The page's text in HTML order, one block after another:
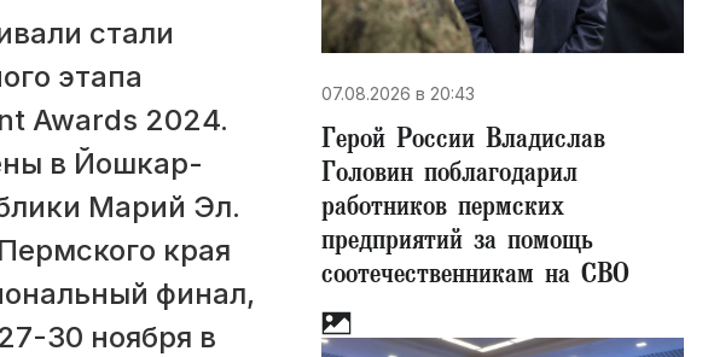
стали
этапа
Awards 2024.
в Йошкар-
Марий Эл.
края
финал,
30 ноября в
07.08.2026 в 20:43
Герой России Владислав
Головин поблагодарил
работников пермских
предприятий за помощь
соотечественникам на СВО